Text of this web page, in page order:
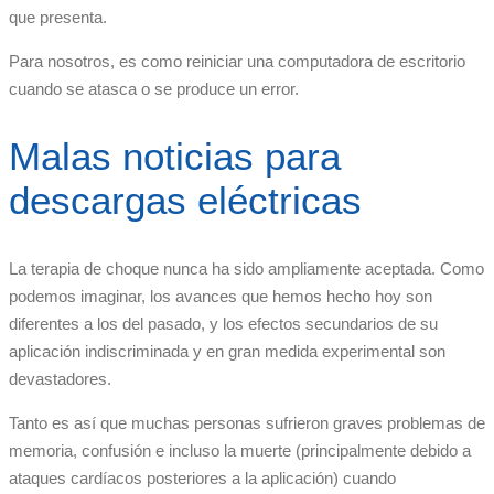
que presenta.
Para nosotros, es como reiniciar una computadora de escritorio
cuando se atasca o se produce un error.
Malas noticias para
descargas eléctricas
La terapia de choque nunca ha sido ampliamente aceptada. Como
podemos imaginar, los avances que hemos hecho hoy son
diferentes a los del pasado, y los efectos secundarios de su
aplicación indiscriminada y en gran medida experimental son
devastadores.
Tanto es así que muchas personas sufrieron graves problemas de
memoria, confusión e incluso la muerte (principalmente debido a
ataques cardíacos posteriores a la aplicación) cuando